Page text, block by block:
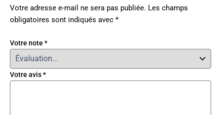
Votre adresse e-mail ne sera pas publiée. Les champs
obligatoires sont indiqués avec *
Votre note *
Votre avis*